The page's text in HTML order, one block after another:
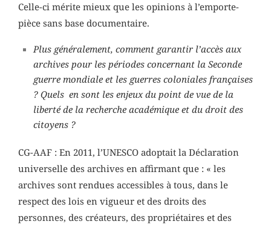
Celle-ci mérite mieux que les opinions à l’emporte-
pièce sans base documentaire.
Plus généralement, comment garantir l’accès aux
archives pour les périodes concernant la Seconde
guerre mondiale et les guerres coloniales françaises
? Quels en sont les enjeux du point de vue de la
liberté de la recherche académique et du droit des
citoyens ?
CG-AAF : En 2011, l’UNESCO adoptait la Déclaration
universelle des archives en affirmant que : « les
archives sont rendues accessibles à tous, dans le
respect des lois en vigueur et des droits des
personnes, des créateurs, des propriétaires et des